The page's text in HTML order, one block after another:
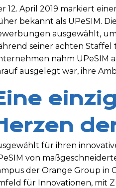
12. April 2019 markiert
bekannt als UPeSIM.
ausgewählt,
seiner achten
nahm UPeSIM
ausgelegt war, ihre
für ihren
von
der Orange Group in
für Innovationen, mit